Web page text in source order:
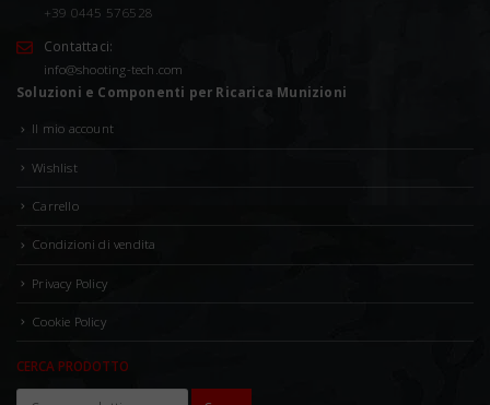
+39 0445 576528
Contattaci:
info@shooting-tech.com
Soluzioni e Componenti per Ricarica Munizioni
Il mio account
Wishlist
Carrello
Condizioni di vendita
Privacy Policy
Cookie Policy
CERCA PRODOTTO